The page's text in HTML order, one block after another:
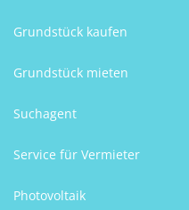
Grundstück kaufen
Grundstück mieten
Suchagent
Service für Vermieter
Photovoltaik